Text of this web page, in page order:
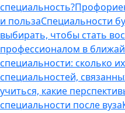
специальность?
и пользаСпециальности
выбирать, чтобы стать
профессионалом в
специальности: сколько
специальностей,
учиться, какие
специальности после вуза